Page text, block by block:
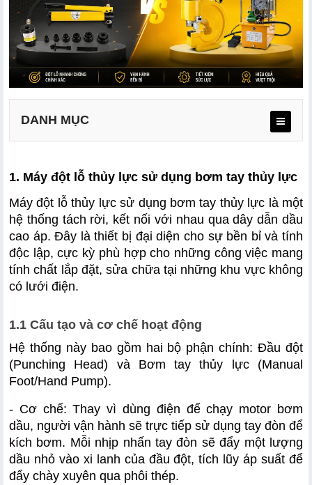
DANH MỤC
1.1 Cấu tạo và cơ chế hoạt động
1.2 Ưu điểm nổi bật của dòng máy đột bơm tay
1.3 Những hạn chế cần lưu ý
2.1 Đặc điểm kỹ thuật của dòng máy dùng bơm điện
3.1 Khi nào nên mua máy đột lỗ dùng bơm tay?
3.2 Khi nào nên mua máy đột thủy lực dùng bơm điện?
1. Máy đột lỗ thủy lực sử dụng bơm tay thủy lực
Máy đột lỗ thủy lực sử dụng bơm tay thủy lực là một
hệ thống tách rời, kết nối với nhau qua dây dẫn dầu
cao áp. Đây là thiết bị đại diện cho sự bền bỉ và tính
độc lập, cực kỳ phù hợp cho những công việc mang
tính chất lắp đặt, sửa chữa tại những khu vực không
có lưới điện.
1.1 Cấu tạo và cơ chế hoạt động
Hệ thống này bao gồm hai bộ phận chính: Đầu đột
(Punching Head) và Bơm tay thủy lực (Manual
Foot/Hand Pump).
- Cơ chế: Thay vì dùng điện để chạy motor bơm
dầu, người vận hành sẽ trực tiếp sử dụng tay đòn để
kích bơm. Mỗi nhịp nhấn tay đòn sẽ đẩy một lượng
dầu nhỏ vào xi lanh của đầu đột, tích lũy áp suất để
đẩy chày xuyên qua phôi thép.